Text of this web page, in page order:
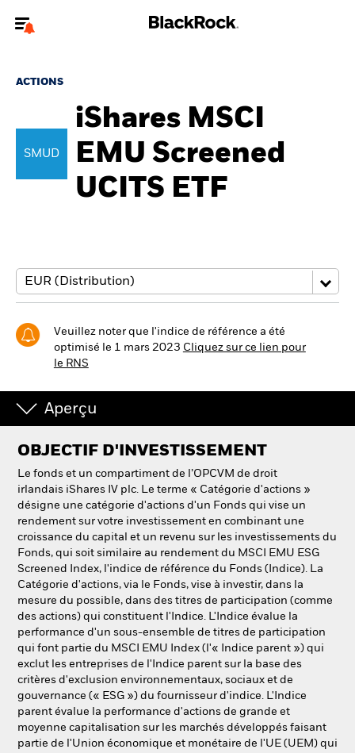
Pour accéder directement à un autre site BlackRock, veuillez mettre à
A propos de BlackRock
Investisseurs particuliers
Change location
BlackRock
iShares
Aladdin
Notre société
ACTIONS
SMUD
iShares MSCI
EMU Screened
UCITS ETF
Veuillez noter que l'indice de référence a été
optimisé le 1 mars 2023 Cliquez sur ce lien pour
le RNS
Aperçu
OBJECTIF D'INVESTISSEMENT
Le fonds et un compartiment de l’OPCVM de droit
irlandais iShares IV plc. Le terme « Catégorie d'actions »
désigne une catégorie d'actions d'un Fonds qui vise un
rendement sur votre investissement en combinant une
croissance du capital et un revenu sur les investissements du
Fonds, qui soit similaire au rendement du MSCI EMU ESG
Screened Index, l'indice de référence du Fonds (Indice). La
Catégorie d'actions, via le Fonds, vise à investir, dans la
mesure du possible, dans des titres de participation (comme
des actions) qui constituent l'Indice. L'Indice évalue la
performance d'un sous-ensemble de titres de participation
qui font partie du MSCI EMU Index (l'« Indice parent ») qui
exclut les entreprises de l'Indice parent sur la base des
critères d'exclusion environnementaux, sociaux et de
gouvernance (« ESG ») du fournisseur d'indice. L'Indice
parent évalue la performance d'actions de grande et
moyenne capitalisation sur les marchés développés faisant
partie de l'Union économique et monétaire de l'UE (UEM) qui